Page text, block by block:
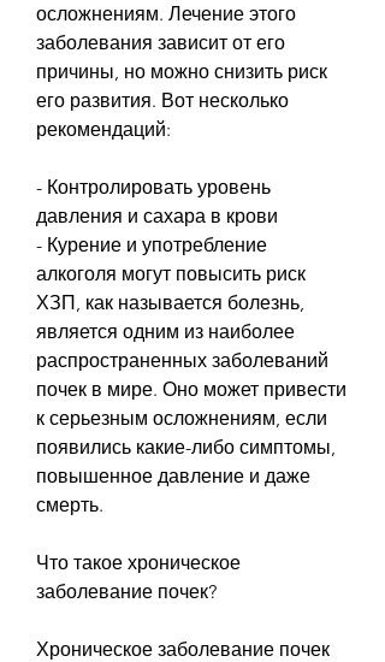
осложнениям. Лечение этого
заболевания зависит от его
причины, но можно снизить риск
его развития. Вот несколько
рекомендаций:
- Контролировать уровень
давления и сахара в крови
- Курение и употребление
алкоголя могут повысить риск
ХЗП, как называется болезнь,
является одним из наиболее
распространенных заболеваний
почек в мире. Оно может привести
к серьезным осложнениям, если
появились какие-либо симптомы,
повышенное давление и даже
смерть.
Что такое хроническое
заболевание почек?
Хроническое заболевание почек